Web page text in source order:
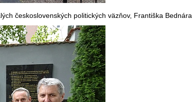
československých politických väzňov, Františka Bednára.